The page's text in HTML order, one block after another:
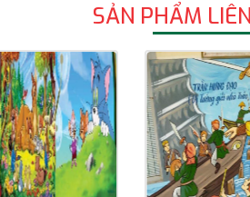
SẢN PHẨM